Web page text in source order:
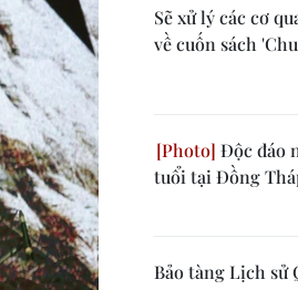
Sẽ xử lý các cơ
về cuốn sách
Độc đáo
tuổi tại Đồng
Bảo tàng Lịch sử